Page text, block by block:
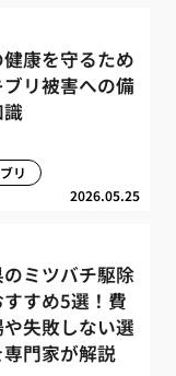
康を守るため
リ被害への備
2026.05.25
リ
ミツバチ駆除
すめ5選！費
失敗しない選
門家が解説